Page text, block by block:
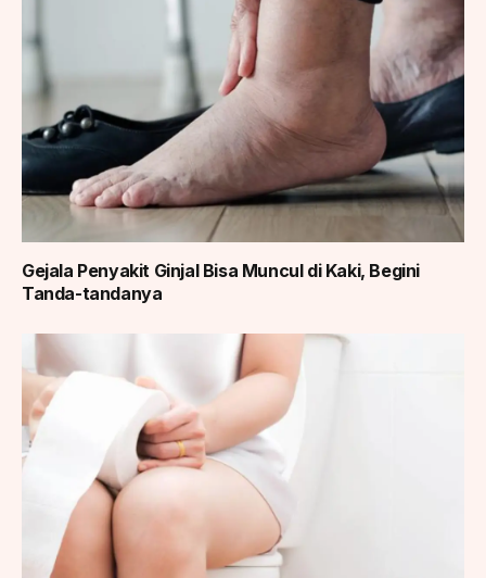
Gejala Penyakit Ginjal Bisa Muncul di Kaki, Begini
Tanda-tandanya